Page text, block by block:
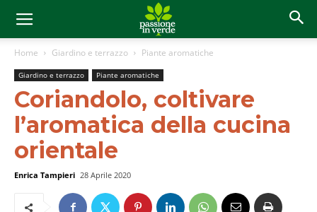
Home Giardino e terrazzo Piante aromatiche
Giardino e terrazzo Piante aromatiche
Coriandolo, coltivare
l’aromatica della cucina
orientale
Enrica Tampieri 28 Aprile 2020